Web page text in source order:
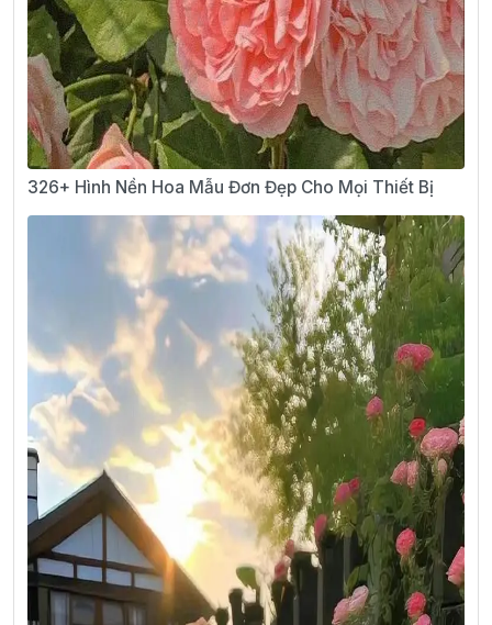
326+ Hình Nền Hoa Mẫu Đơn Đẹp Cho Mọi Thiết Bị